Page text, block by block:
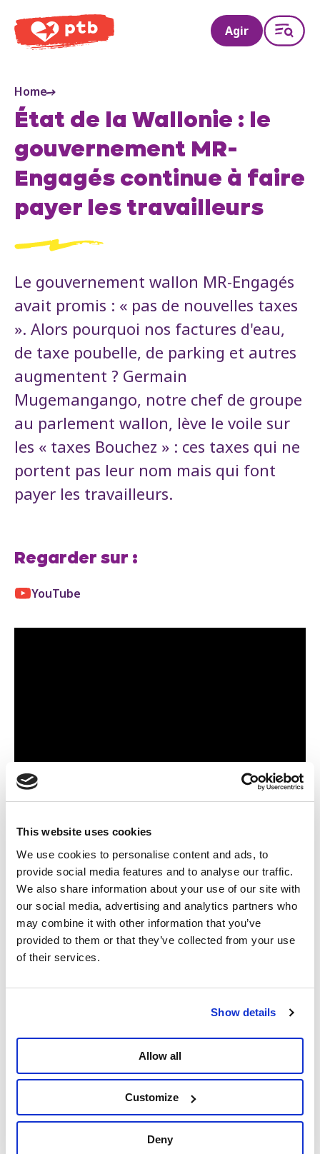
This website uses cookies
We use cookies to personalise content and ads, to
provide social media features and to analyse our traffic.
We also share information about your use of our site with
our social media, advertising and analytics partners who
may combine it with other information that you’ve
provided to them or that they’ve collected from your use
of their services.
Show details
Allow all
Customize
Deny
PTB
Agir
Home
État de la Wallonie : le
gouvernement MR-
Engagés continue à faire
payer les travailleurs
Le gouvernement wallon MR-Engagés
avait promis : « pas de nouvelles taxes
». Alors pourquoi nos factures d'eau,
de taxe poubelle, de parking et autres
augmentent ? Germain
Mugemangango, notre chef de groupe
au parlement wallon, lève le voile sur
les « taxes Bouchez » : ces taxes qui ne
portent pas leur nom mais qui font
payer les travailleurs.
Regarder sur :
YouTube
Germain Mugemangango
Chef de groupe du PTB au parlement wallon
TikTok
Instagram
En savoir plus Vidéo
Wallonie
Germain Mugemangango